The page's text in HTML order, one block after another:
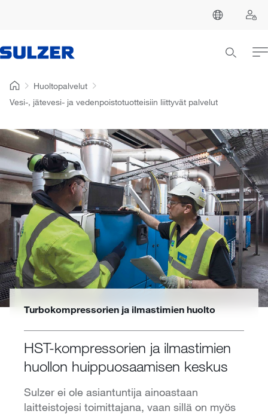
Huoltopalvelut
Vesi-, jätevesi- ja vedenpoistotuotteisiin liittyvät palvelut
Turbokompressorien ja ilmastimien huolto
HST-kompressorien ja ilmastimien
huollon huippuosaamisen keskus
Sulzer ei ole asiantuntija ainoastaan
laitteistojesi toimittajana, vaan sillä on myös